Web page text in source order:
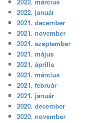
2022. január
2021. december
2021. november
2021. szeptember
2021. május
2021. április
2021. március
2021. február
2021. január
2020. december
2020. november